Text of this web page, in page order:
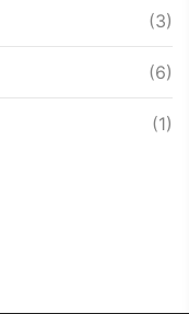
(3)
(6)
(1)